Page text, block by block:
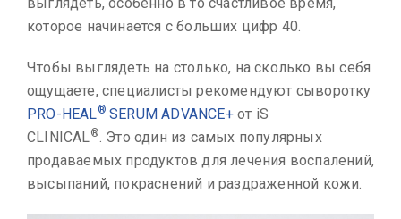
которое начинается с больших цифр 40.
Чтобы выглядеть на столько, на сколько вы себя
ощущаете, специалисты рекомендуют сыворотку
PRO-HEAL®SERUM ADVANCE+от iS
CLINICAL ®
. Это один из самых популярных
продаваемых продуктов для лечения воспалений,
высыпаний, покраснений и раздраженной кожи.